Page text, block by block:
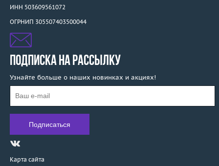
ИНН 503609561072
ОГРНИП 305507403500044
ПОДПИСКА НА РАССЫЛКУ
Узнайте больше о наших новинках и акциях!
Карта сайта